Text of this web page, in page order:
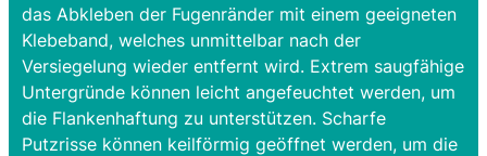
das Abkleben der Fugenränder mit einem geeigneten
Klebeband, welches unmittelbar nach der
Versiegelung wieder entfernt wird. Extrem saugfähige
Untergründe können leicht angefeuchtet werden, um
die Flankenhaftung zu unterstützen. Scharfe
Putzrisse können keilförmig geöffnet werden, um die